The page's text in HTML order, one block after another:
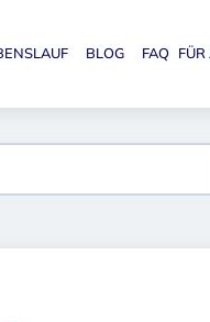
Haupt-Navigation
BLOG FAQ FÜR